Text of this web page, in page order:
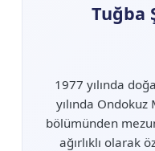
Tuğba
1977 yılında
yılında
bölümünden
ağırlıklı olarak